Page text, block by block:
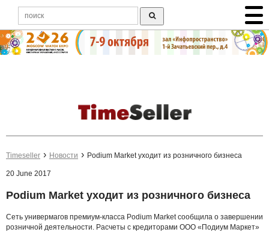
Timeseller Новости Podium Market уходит из розничного бизнеса
20 June 2017
Podium Market уходит из розничного бизнеса
Сеть универмагов премиум-класса Podium Market сообщила о завершении
розничной деятельности. Расчеты с кредиторами ООО «Подиум Маркет»